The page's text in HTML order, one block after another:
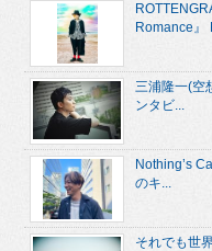
Romance』
三浦隆一(空
ンタビ...
Nothing’s
のキ...
それでも世